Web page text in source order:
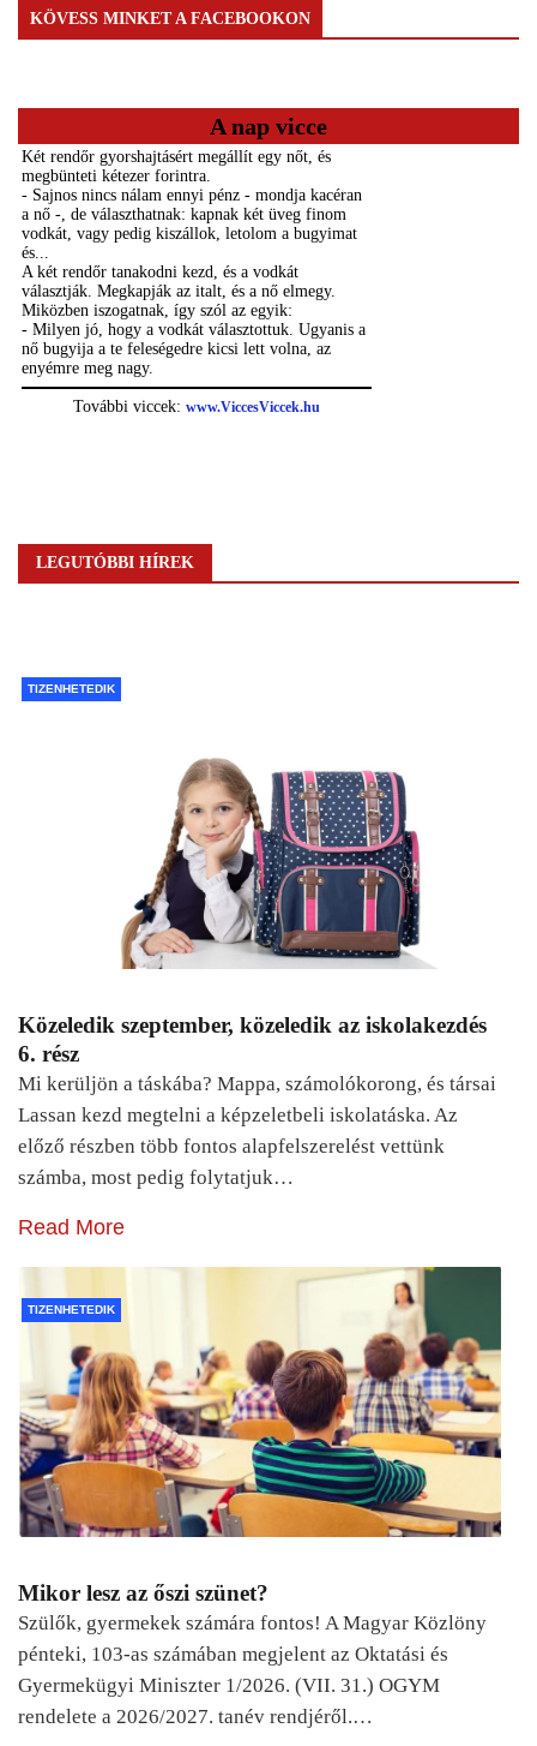
KÖVESS MINKET A FACEBOOKON
A nap vicce
LEGUTÓBBI HÍREK
TIZENHETEDIK
Közeledik szeptember, közeledik az iskolakezdés
6. rész
Mi kerüljön a táskába? Mappa, számolókorong, és társai
Lassan kezd megtelni a képzeletbeli iskolatáska. Az
előző részben több fontos alapfelszerelést vettünk
számba, most pedig folytatjuk…
Read More
TIZENHETEDIK
Mikor lesz az őszi szünet?
Szülők, gyermekek számára fontos! A Magyar Közlöny
pénteki, 103-as számában megjelent az Oktatási és
Gyermekügyi Miniszter 1/2026. (VII. 31.) OGYM
rendelete a 2026/2027. tanév rendjéről.…